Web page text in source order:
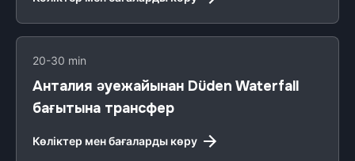
20-30 min
Анталия әуежайынан Düden Waterfall
бағытына трансфер
Көліктер мен бағаларды көру